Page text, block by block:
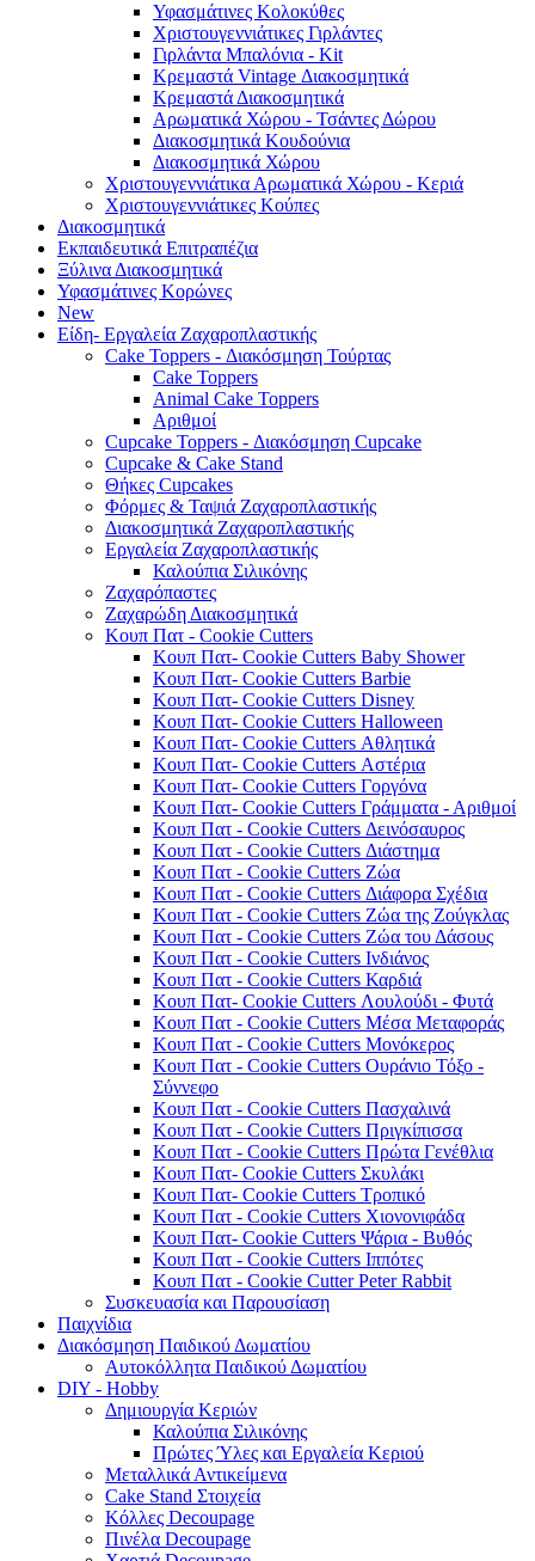
Υφασμάτινες Κολοκύθες
Χριστουγεννιάτικες Γιρλάντες
Γιρλάντα Μπαλόνια - Kit
Κρεμαστά Vintage Διακοσμητικά
Κρεμαστά Διακοσμητικά
Αρωματικά Χώρου - Τσάντες Δώρου
Διακοσμητικά Κουδούνια
Διακοσμητικά Χώρου
Χριστουγεννιάτικα Αρωματικά Χώρου - Κεριά
Χριστουγεννιάτικες Κούπες
Διακοσμητικά
Εκπαιδευτικά Επιτραπέζια
Ξύλινα Διακοσμητικά
Υφασμάτινες Κορώνες
New
Είδη- Εργαλεία Ζαχαροπλαστικής
Cake Toppers - Διακόσμηση Τούρτας
Cake Toppers
Animal Cake Toppers
Αριθμοί
Cupcake Toppers - Διακόσμηση Cupcake
Cupcake & Cake Stand
Θήκες Cupcakes
Φόρμες & Ταψιά Ζαχαροπλαστικής
Διακοσμητικά Ζαχαροπλαστικής
Εργαλεία Ζαχαροπλαστικής
Καλούπια Σιλικόνης
Ζαχαρόπαστες
Ζαχαρώδη Διακοσμητικά
Κουπ Πατ - Cookie Cutters
Κουπ Πατ- Cookie Cutters Baby Shower
Κουπ Πατ- Cookie Cutters Barbie
Κουπ Πατ- Cookie Cutters Disney
Κουπ Πατ- Cookie Cutters Halloween
Κουπ Πατ- Cookie Cutters Αθλητικά
Κουπ Πατ- Cookie Cutters Αστέρια
Κουπ Πατ- Cookie Cutters Γοργόνα
Κουπ Πατ- Cookie Cutters Γράμματα - Αριθμοί
Κουπ Πατ - Cookie Cutters Δεινόσαυρος
Κουπ Πατ - Cookie Cutters Διάστημα
Κουπ Πατ - Cookie Cutters Ζώα
Κουπ Πατ - Cookie Cutters Διάφορα Σχέδια
Κουπ Πατ - Cookie Cutters Ζώα της Ζούγκλας
Κουπ Πατ - Cookie Cutters Ζώα του Δάσους
Κουπ Πατ - Cookie Cutters Ινδιάνος
Κουπ Πατ - Cookie Cutters Καρδιά
Κουπ Πατ- Cookie Cutters Λουλούδι - Φυτά
Κουπ Πατ - Cookie Cutters Μέσα Μεταφοράς
Κουπ Πατ - Cookie Cutters Μονόκερος
Κουπ Πατ - Cookie Cutters Ουράνιο Τόξο -
Σύννεφο
Κουπ Πατ - Cookie Cutters Πασχαλινά
Κουπ Πατ - Cookie Cutters Πριγκίπισσα
Κουπ Πατ - Cookie Cutters Πρώτα Γενέθλια
Κουπ Πατ- Cookie Cutters Σκυλάκι
Κουπ Πατ- Cookie Cutters Τροπικό
Κουπ Πατ - Cookie Cutters Χιονονιφάδα
Κουπ Πατ- Cookie Cutters Ψάρια - Βυθός
Κουπ Πατ - Cookie Cutters Ιππότες
Κουπ Πατ - Cookie Cutter Peter Rabbit
Συσκευασία και Παρουσίαση
Παιχνίδια
Διακόσμηση Παιδικού Δωματίου
Αυτοκόλλητα Παιδικού Δωματίου
DIY - Hobby
Δημιουργία Κεριών
Καλούπια Σιλικόνης
Πρώτες Ύλες και Εργαλεία Κεριού
Μεταλλικά Αντικείμενα
Cake Stand Στοιχεία
Κόλλες Decoupage
Πινέλα Decoupage